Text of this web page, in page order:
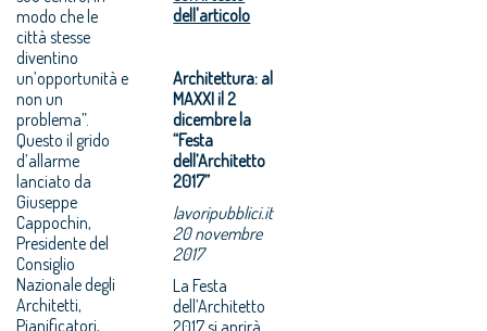
modo che le
città stesse
diventino
un’opportunità e
non un
problema”.
Questo il grido
d’allarme
lanciato da
Giuseppe
Cappochin,
Presidente del
Consiglio
Nazionale degli
Architetti,
Pianificatori,
dell'articolo
Architettura: al
MAXXI il 2
dicembre la
“Festa
dell’Architetto
2017”
lavoripubblici.it
20 novembre
2017
La Festa
dell’Architetto
2017 si aprirà